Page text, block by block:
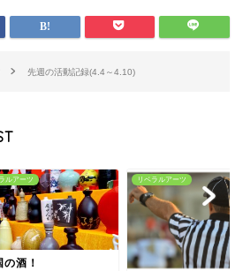
先週の活動記録(4.4～4.10)
ルアーツ
の酒！
リベラルアーツ